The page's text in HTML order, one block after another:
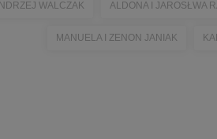
WALCZAK ALDONA I JAROSŁWA
MANUELA I ZENON JANIAK